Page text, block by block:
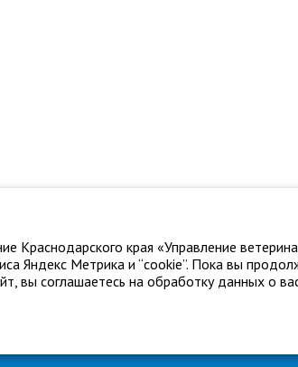
г. Краснодар, ул. Карасунская, 110 Тел.:
Краснодарского края «Управление
Яндекс Метрика и “cookie”. Пока вы
вы соглашаетесь на обработку данных о